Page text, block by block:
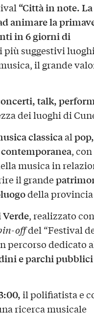
“Cittàin note.
animare la
in 6 giorni di
più suggestivi
il grande
talk,
dei luoghi di
classicaalpop,
contemporanea,
musica in
il grande
della provincia
, realizzato con
offdel “Festival
percorso dedicato
e parchi
il polifiatista e
ricerca musicale